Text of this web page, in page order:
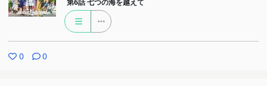
第6話 七つの海を越えて
0 0